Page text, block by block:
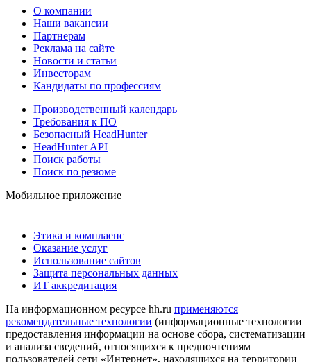
О компании
Наши вакансии
Партнерам
Реклама на сайте
Новости и статьи
Инвесторам
Кандидаты по профессиям
Производственный календарь
Требования к ПО
Безопасный HeadHunter
HeadHunter API
Поиск работы
Поиск по резюме
Мобильное приложение
Этика и комплаенс
Оказание услуг
Использование сайтов
Защита персональных данных
ИТ аккредитация
На информационном ресурсе hh.ru применяются
рекомендательные технологии (информационные технологии
предоставления информации на основе сбора, систематизации
и анализа сведений, относящихся к предпочтениям
пользователей сети «Интернет», находящихся на территории